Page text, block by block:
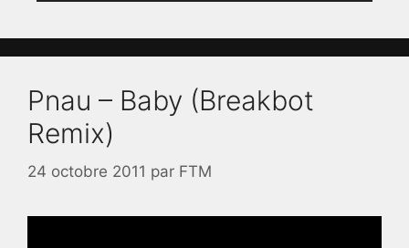
Pnau – Baby (Breakbot
Remix)
24 octobre 2011 par FTM